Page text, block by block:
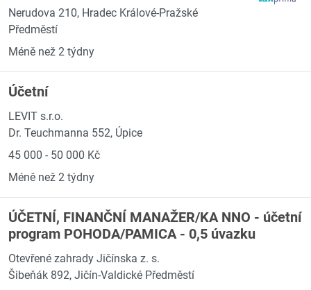
Nerudova 210, Hradec Králové-Pražské
Předměstí
Méně než 2 týdny
Účetní
LEVIT s.r.o.
Dr. Teuchmanna 552, Úpice
45 000 - 50 000 Kč
Méně než 2 týdny
ÚČETNÍ, FINANČNÍ MANAŽER/KA NNO - účetní
program POHODA/PAMICA - 0,5 úvazku
Otevřené zahrady Jičínska z. s.
Šibeňák 892, Jičín-Valdické Předměstí